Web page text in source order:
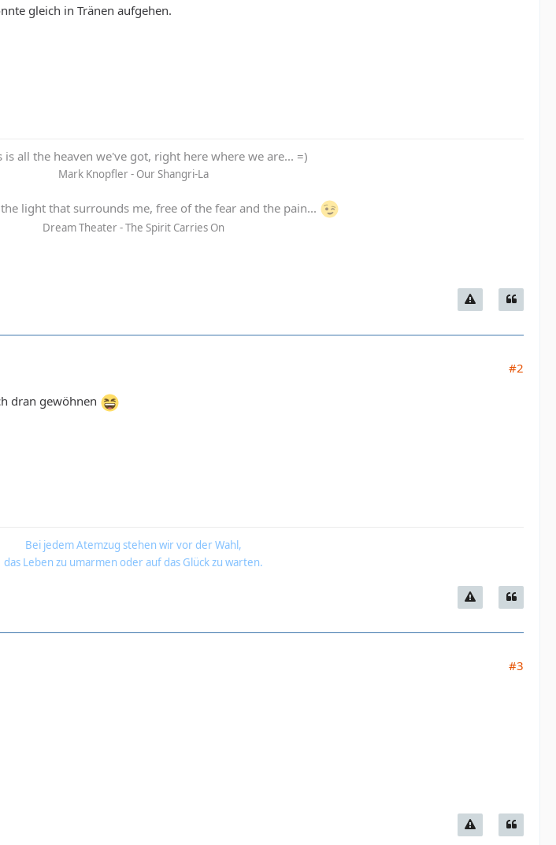
gleich in Tränen aufgehen.
is all the heaven we've got, right here where we are... =)
Mark Knopfler - Our Shangri-La
light that surrounds me, free of the fear and the pain...
Dream Theater - The Spirit Carries On
#2
dran gewöhnen
Bei jedem Atemzug stehen wir vor der Wahl,
das Leben zu umarmen oder auf das Glück zu warten.
#3